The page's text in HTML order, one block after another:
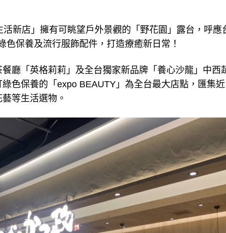
新店」擁有可眺望戶外景觀的「野花園」露台，呼應
保養及流行服飾配件，打造療癒新日常！
廳「英格莉莉」及全台獨家新品牌「養心沙龍」中西
色保養的「expo BEAUTY」為全台最大店點，匯集
等生活選物。